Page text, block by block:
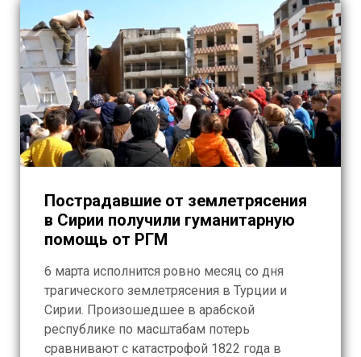
Пострадавшие от землетрясения
в Сирии получили гуманитарную
помощь от РГМ
6 марта исполнится ровно месяц со дня
трагического землетрясения в Турции и
Сирии. Произошедшее в арабской
республике по масштабам потерь
сравнивают с катастрофой 1822 года в